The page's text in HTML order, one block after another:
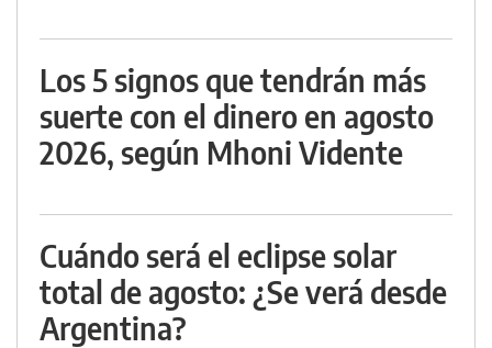
Los 5 signos que tendrán más
suerte con el dinero en agosto
2026, según Mhoni Vidente
Cuándo será el eclipse solar
total de agosto: ¿Se verá desde
Argentina?